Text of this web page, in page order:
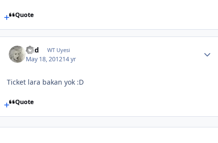
Quote
mid WT Uyesi
May 18, 201214 yr
Ticket lara bakan yok :D
Quote